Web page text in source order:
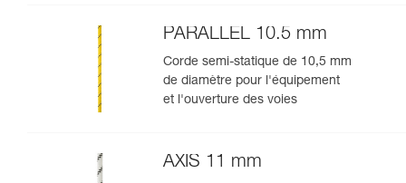
PARALLEL 10.5 mm
Corde semi-statique de 10,5 mm
de diamètre pour l'équipement
et l'ouverture des voies
AXIS 11 mm